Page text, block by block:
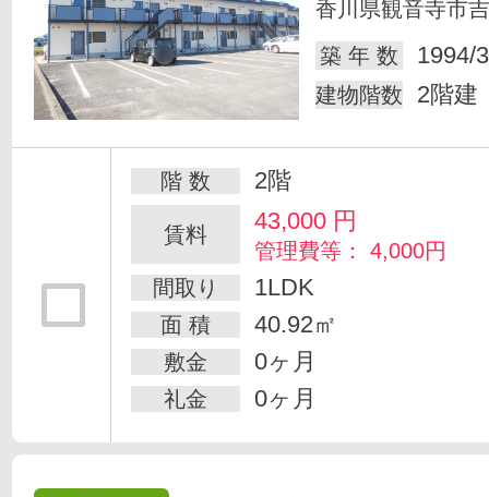
香川県観音寺市
築 年 数
1994/
建物階数 2階建
階 数 2階
賃料 43,000 円
管理費等： 4,000円
間取り
1LDK
面 積 40.92㎡
敷金 0ヶ月
礼金 0ヶ月